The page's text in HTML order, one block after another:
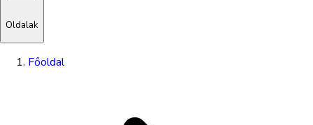
Oldalak
Főoldal